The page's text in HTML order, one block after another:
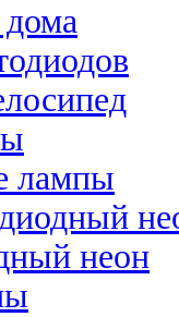
лампы
неон